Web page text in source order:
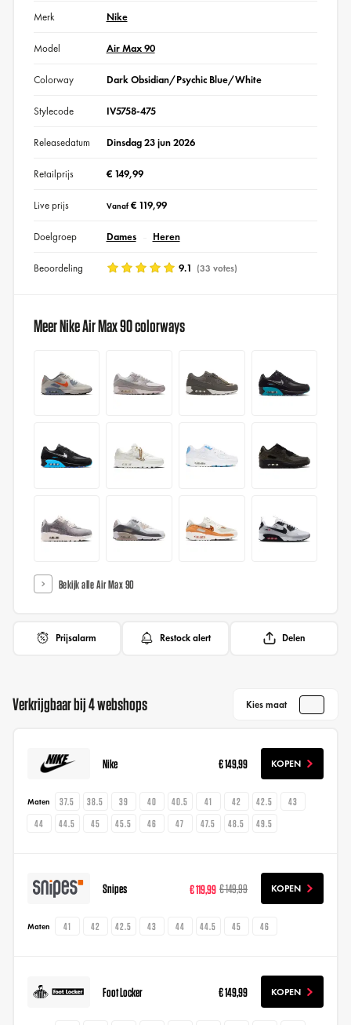
Merk Nike
Model Air Max 90
Colorway Dark Obsidian/Psychic Blue/White
Stylecode IV5758-475
Releasedatum Dinsdag 23 jun 2026
Retailprijs € 149,99
Live prijs Vanaf€ 119,99
Doelgroep Dames Heren
Beoordeling 9.1 (33 votes)
Meer Nike Air Max 90 colorways
Bekijk alle Air Max 90
Prijsalarm Restock alert Delen
Verkrijgbaar bij 4 webshops Kies maat
Nike € 149,99 KOPEN
Maten 37.5 38.5 39 40 40.5 41 42 42.5
43
44
44.5 45 45.5 46 47 47.5 48.5 49.5
Snipes € 119,99 € 149,99 KOPEN
Maten 41 42 42.5 43 44 44.5 45 46
Foot Locker € 149,99 KOPEN